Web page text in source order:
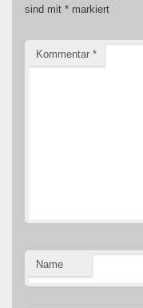
sind mit * markiert
Kommentar *
Name